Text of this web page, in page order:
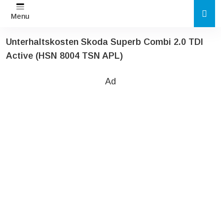
Menu
Unterhaltskosten Skoda Superb Combi 2.0 TDI
Active (HSN 8004 TSN APL)
Ad